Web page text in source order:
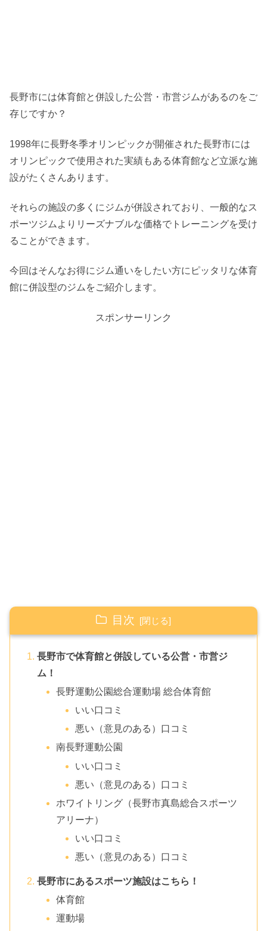
長野市には体育館と併設した公営・市営ジムがあるのをご
存じですか？
1998年に長野冬季オリンピックが開催された長野市には
オリンピックで使用された実績もある体育館など立派な施
設がたくさんあります。
それらの施設の多くにジムが併設されており、一般的なス
ポーツジムよりリーズナブルな価格でトレーニングを受け
ることができます。
今回はそんなお得にジム通いをしたい方にピッタリな体育
館に併設型のジムをご紹介します。
スポンサーリンク
目次
長野市で体育館と併設している公営・市営ジ
ム！
長野運動公園総合運動場 総合体育館
いい口コミ
悪い（意見のある）口コミ
南長野運動公園
いい口コミ
悪い（意見のある）口コミ
ホワイトリング（長野市真島総合スポーツ
アリーナ）
いい口コミ
悪い（意見のある）口コミ
長野市にあるスポーツ施設はこちら！
体育館
運動場